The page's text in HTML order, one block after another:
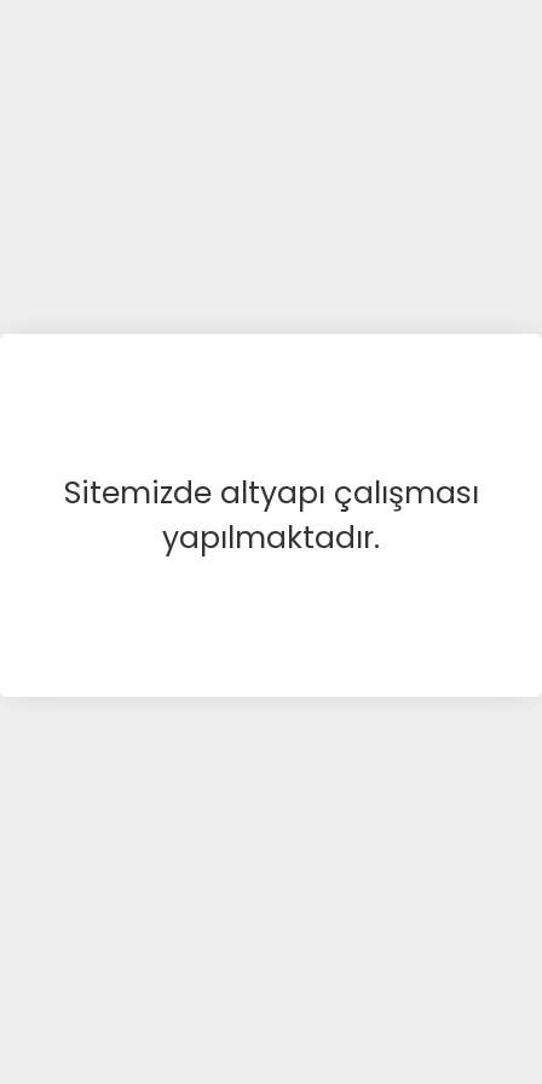
Sitemizde altyapı çalışması
yapılmaktadır.